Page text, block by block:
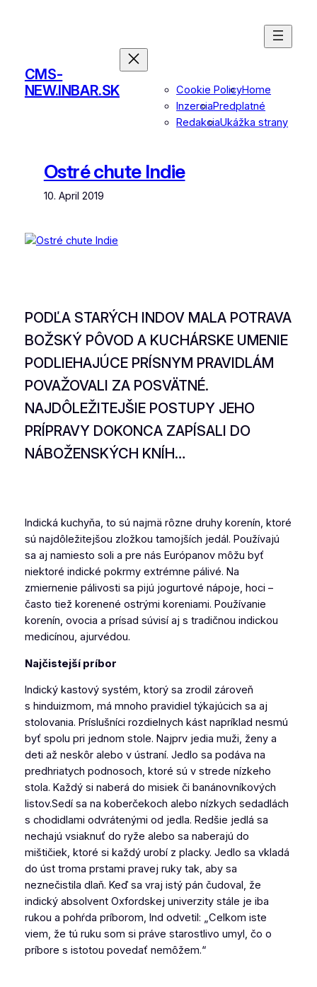
CMS-
NEW.INBAR.SK
Cookie PolicyHome
InzerciaPredplatné
RedakciaUkážka strany
Ostré chute Indie
10. April 2019
PODĽA STARÝCH INDOV MALA POTRAVA
BOŽSKÝ PÔVOD A KUCHÁRSKE UMENIE
PODLIEHAJÚCE PRÍSNYM PRAVIDLÁM
POVAŽOVALI ZA POSVÄTNÉ.
NAJDÔLEŽITEJŠIE POSTUPY JEHO
PRÍPRAVY DOKONCA ZAPÍSALI DO
NÁBOŽENSKÝCH KNÍH…
Indická kuchyňa, to sú najmä rôzne druhy korenín, ktoré
sú najdôležitejšou zložkou tamojších jedál. Používajú
sa aj namiesto soli a pre nás Európanov môžu byť
niektoré indické pokrmy extrémne pálivé. Na
zmiernenie pálivosti sa pijú jogurtové nápoje, hoci –
často tiež korenené ostrými koreniami. Používanie
korenín, ovocia a prísad súvisí aj s tradičnou indickou
medicínou, ajurvédou.
Najčistejší príbor
Indický kastový systém, ktorý sa zrodil zároveň
s hinduizmom, má mnoho pravidiel týkajúcich sa aj
stolovania. Príslušníci rozdielnych kást napríklad nesmú
byť spolu pri jednom stole. Najprv jedia muži, ženy a
deti až neskôr alebo v ústraní. Jedlo sa podáva na
predhriatych podnosoch, ktoré sú v strede nízkeho
stola. Každý si naberá do misiek či banánovníkových
listov.Sedí sa na koberčekoch alebo nízkych sedadlách
s chodidlami odvrátenými od jedla. Redšie jedlá sa
nechajú vsiaknuť do ryže alebo sa naberajú do
mištičiek, ktoré si každý urobí z placky. Jedlo sa vkladá
do úst troma prstami pravej ruky tak, aby sa
neznečistila dlaň. Keď sa vraj istý pán čudoval, že
indický absolvent Oxfordskej univerzity stále je iba
rukou a pohŕda príborom, Ind odvetil: „Celkom iste
viem, že tú ruku som si práve starostlivo umyl, čo o
príbore s istotou povedať nemôžem.“